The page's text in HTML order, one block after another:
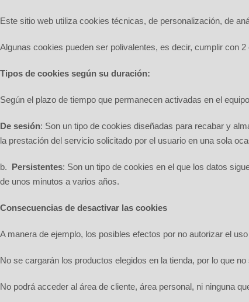
Este sitio web utiliza cookies técnicas, de personalización, de
Algunas cookies pueden ser polivalentes, es decir, cumplir con
Tipos de cookies según su duración:
Según el plazo de tiempo que permanecen activadas en el
De sesión: Son un tipo de cookies diseñadas para recabar y
la prestación del servicio solicitado por el usuario en una sola
b. Persistentes: Son un tipo de cookies en el que los datos
de unos minutos a varios años.
Consecuencias de desactivar las cookies
A manera de ejemplo, los posibles efectos por no autorizar el
No se cargarán los productos elegidos en la tienda, por lo que
No podrá acceder al área de cliente, área personal, ni ninguna